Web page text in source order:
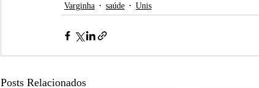
Varginha
saúde Unis
Posts Relacionados